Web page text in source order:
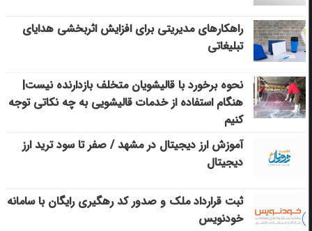
راهکارهای مدیریتی برای افزایش اثربخشی هدایای
تبلیغاتی
نحوه برخورد با قالیشویان متخلف بازدارنده نیست|
هنگام استفاده از خدمات قالیشویی به چه نکاتی توجه
کنیم
آموزش ارز دیجیتال در مشهد / صفر تا سود ترید ارز
دیجیتال
ثبت قرارداد ملک و صدور کد رهگیری رایگان با سامانه
خودنویس